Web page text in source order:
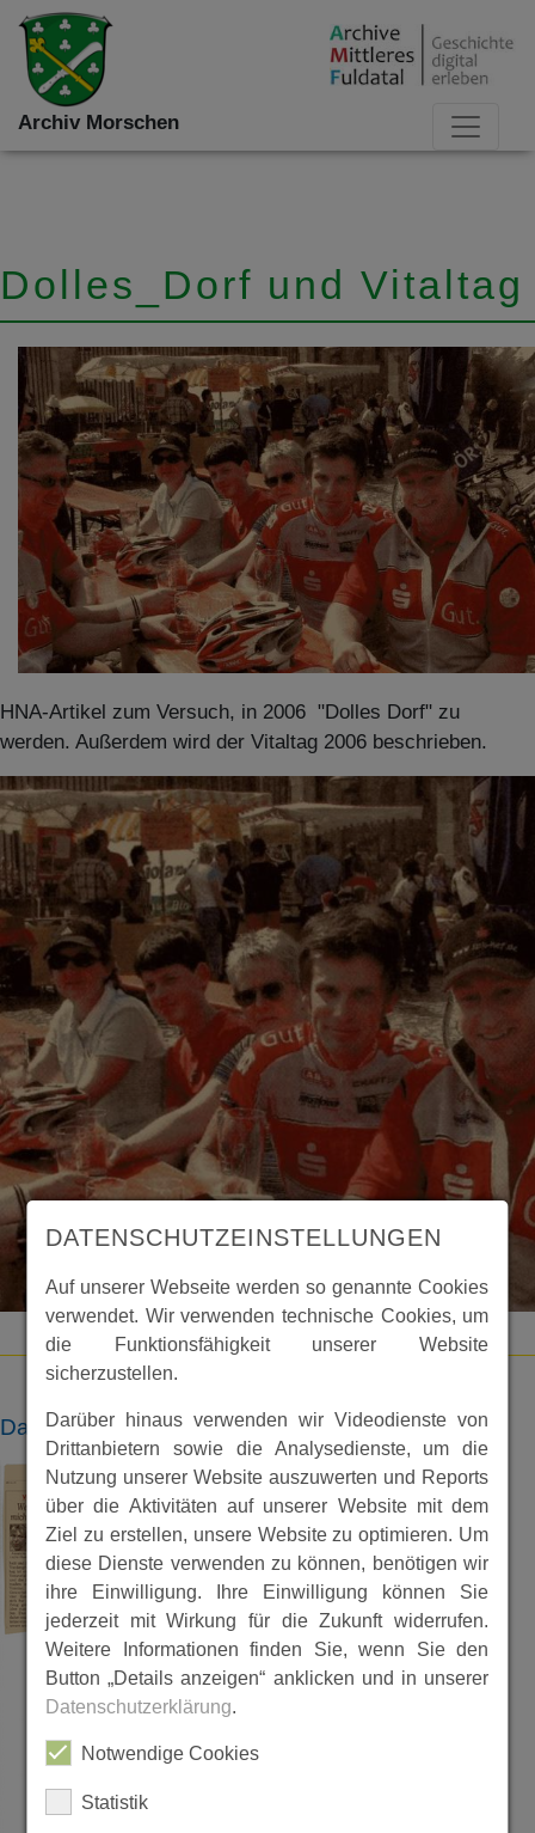
Archiv Morschen
Dolles_Dorf und Vitaltag
HNA-Artikel zum Versuch, in 2006 "Dolles Dorf" zu
werden. Außerdem wird der Vitaltag 2006 beschrieben.
Dateien
DATENSCHUTZEINSTELLUNGEN
Auf unserer Webseite werden so genannte Cookies
verwendet. Wir verwenden technische Cookies, um
die Funktionsfähigkeit unserer Website
sicherzustellen.
Darüber hinaus verwenden wir Videodienste von
Drittanbietern sowie die Analysedienste, um die
Nutzung unserer Website auszuwerten und Reports
über die Aktivitäten auf unserer Website mit dem
Ziel zu erstellen, unsere Website zu optimieren. Um
diese Dienste verwenden zu können, benötigen wir
ihre Einwilligung. Ihre Einwilligung können Sie
jederzeit mit Wirkung für die Zukunft widerrufen.
Weitere Informationen finden Sie, wenn Sie den
Button „Details anzeigen“ anklicken und in unserer
Datenschutzerklärung.
Notwendige Cookies
Statistik